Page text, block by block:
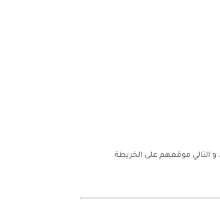
التالي موقعهم على الخريطة